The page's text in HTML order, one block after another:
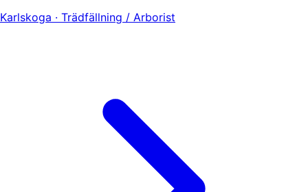
Karlskoga · Trädfällning / Arborist